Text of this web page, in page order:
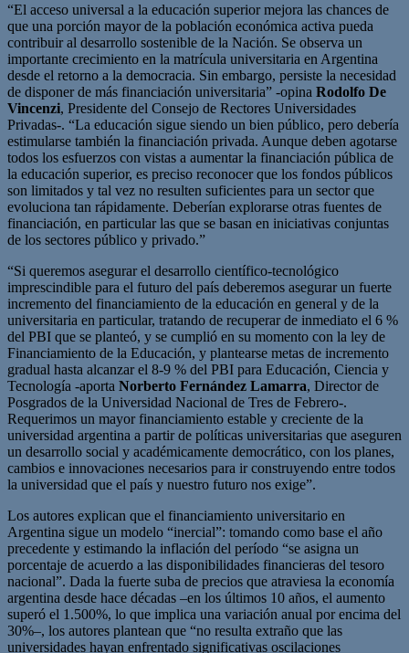
“El acceso universal a la educación superior mejora las chances de
que una porción mayor de la población económica activa pueda
contribuir al desarrollo sostenible de la Nación. Se observa un
importante crecimiento en la matrícula universitaria en Argentina
desde el retorno a la democracia. Sin embargo, persiste la necesidad
de disponer de más financiación universitaria” -opina Rodolfo De
Vincenzi, Presidente del Consejo de Rectores Universidades
Privadas-. “La educación sigue siendo un bien público, pero debería
estimularse también la financiación privada. Aunque deben agotarse
todos los esfuerzos con vistas a aumentar la financiación pública de
la educación superior, es preciso reconocer que los fondos públicos
son limitados y tal vez no resulten suficientes para un sector que
evoluciona tan rápidamente. Deberían explorarse otras fuentes de
financiación, en particular las que se basan en iniciativas conjuntas
de los sectores público y privado.”
“Si queremos asegurar el desarrollo científico-tecnológico
imprescindible para el futuro del país deberemos asegurar un fuerte
incremento del financiamiento de la educación en general y de la
universitaria en particular, tratando de recuperar de inmediato el 6 %
del PBI que se planteó, y se cumplió en su momento con la ley de
Financiamiento de la Educación, y plantearse metas de incremento
gradual hasta alcanzar el 8-9 % del PBI para Educación, Ciencia y
Tecnología -aporta Norberto Fernández Lamarra, Director de
Posgrados de la Universidad Nacional de Tres de Febrero-.
Requerimos un mayor financiamiento estable y creciente de la
universidad argentina a partir de políticas universitarias que aseguren
un desarrollo social y académicamente democrático, con los planes,
cambios e innovaciones necesarios para ir construyendo entre todos
la universidad que el país y nuestro futuro nos exige”.
Los autores explican que el financiamiento universitario en
Argentina sigue un modelo “inercial”: tomando como base el año
precedente y estimando la inflación del período “se asigna un
porcentaje de acuerdo a las disponibilidades financieras del tesoro
nacional”. Dada la fuerte suba de precios que atraviesa la economía
argentina desde hace décadas –en los últimos 10 años, el aumento
superó el 1.500%, lo que implica una variación anual por encima del
30%–, los autores plantean que “no resulta extraño que las
universidades hayan enfrentado significativas oscilaciones